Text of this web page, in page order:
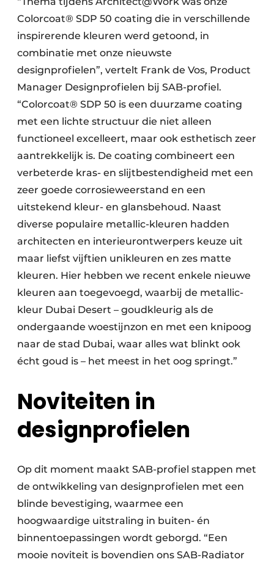
Colorcoat® SDP 50 coating die in verschillende
inspirerende kleuren werd getoond, in
combinatie met onze nieuwste
designprofielen”, vertelt Frank de Vos, Product
Manager Designprofielen bij SAB-profiel.
“Colorcoat® SDP 50 is een duurzame coating
met een lichte structuur die niet alleen
functioneel excelleert, maar ook esthetisch zeer
aantrekkelijk is. De coating combineert een
verbeterde kras- en slijtbestendigheid met een
zeer goede corrosieweerstand en een
uitstekend kleur- en glansbehoud. Naast
diverse populaire metallic-kleuren hadden
architecten en interieurontwerpers keuze uit
maar liefst vijftien unikleuren en zes matte
kleuren. Hier hebben we recent enkele nieuwe
kleuren aan toegevoegd, waarbij de metallic-
kleur Dubai Desert – goudkleurig als de
ondergaande woestijnzon en met een knipoog
naar de stad Dubai, waar alles wat blinkt ook
écht goud is – het meest in het oog springt.”
Noviteiten in
designprofielen
Op dit moment maakt SAB-profiel stappen met
de ontwikkeling van designprofielen met een
blinde bevestiging, waarmee een
hoogwaardige uitstraling in buiten- én
binnentoepassingen wordt geborgd. “Een
mooie noviteit is bovendien ons SAB-Radiator